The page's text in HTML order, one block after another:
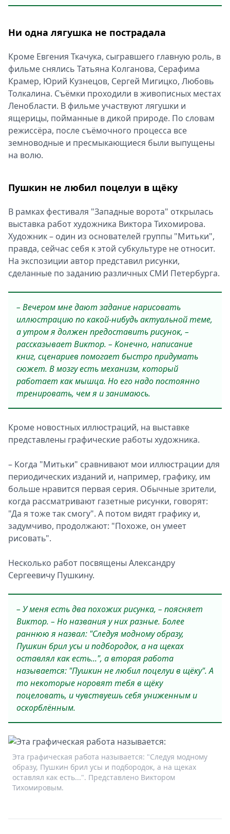
Ни одна лягушка не пострадала
Кроме Евгения Ткачука, сыгравшего главную роль, в
фильме снялись Татьяна Колганова, Серафима
Крамер, Юрий Кузнецов, Сергей Мигицко, Любовь
Толкалина. Съёмки проходили в живописных местах
Ленобласти. В фильме участвуют лягушки и
ящерицы, пойманные в дикой природе. По словам
режиссёра, после съёмочного процесса все
земноводные и пресмыкающиеся были выпущены
на волю.
Пушкин не любил поцелуи в щёку
В рамках фестиваля "Западные ворота" открылась
выставка работ художника Виктора Тихомирова.
Художник – один из основателей группы "Митьки",
правда, сейчас себя к этой субкультуре не относит.
На экспозиции автор представил рисунки,
сделанные по заданию различных СМИ Петербурга.
– Вечером мне дают задание нарисовать
иллюстрацию по какой-нибудь актуальной теме,
а утром я должен предоставить рисунок, –
рассказывает Виктор. – Конечно, написание
книг, сценариев помогает быстро придумать
сюжет. В мозгу есть механизм, который
работает как мышца. Но его надо постоянно
тренировать, чем я и занимаюсь.
Кроме новостных иллюстраций, на выставке
представлены графические работы художника.
– Когда "Митьки" сравнивают мои иллюстрации для
периодических изданий и, например, графику, им
больше нравится первая серия. Обычные зрители,
когда рассматривают газетные рисунки, говорят:
"Да я тоже так смогу". А потом видят графику и,
задумчиво, продолжают: "Похоже, он умеет
рисовать".
Несколько работ посвящены Александру
Сергеевичу Пушкину.
– У меня есть два похожих рисунка, – поясняет
Виктор. – Но названия у них разные. Более
раннюю я назвал: "Следуя модному образу,
Пушкин брил усы и подбородок, а на щеках
оставлял как есть...", а вторая работа
называется: "Пушкин не любил поцелуи в щёку". А
то некоторые норовят тебя в щёку
поцеловать, и чувствуешь себя униженным и
оскорблённым.
Эта графическая работа называется: "Следуя модному
образу, Пушкин брил усы и подбородок, а на щеках
оставлял как есть...". Представлено Виктором
Тихомировым.